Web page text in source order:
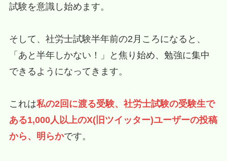
試験を意識し始めます。
そして、社労士試験半年前の2月ころになると、
「あと半年しかない！」と焦り始め、勉強に集中
できるようになってきます。
これは私の2回に渡る受験、社労士試験の受験生で
ある1,000人以上のX(旧ツイッター)ユーザーの投稿
から、明らかです。